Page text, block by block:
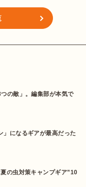
の敵」。編集部が本気で
」になるギアが最高だった
の虫対策キャンプギア”10